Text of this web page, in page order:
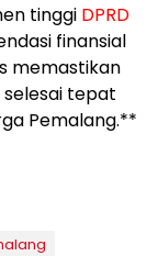
tinggi DPRD
finansial
memastikan
tepat
Pemalang.**